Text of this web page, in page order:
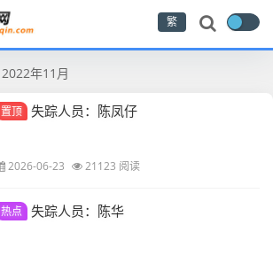
繁
2022年11月
置顶 失踪人员：陈凤仔
2026-06-23 21123 阅读
热点 失踪人员：陈华